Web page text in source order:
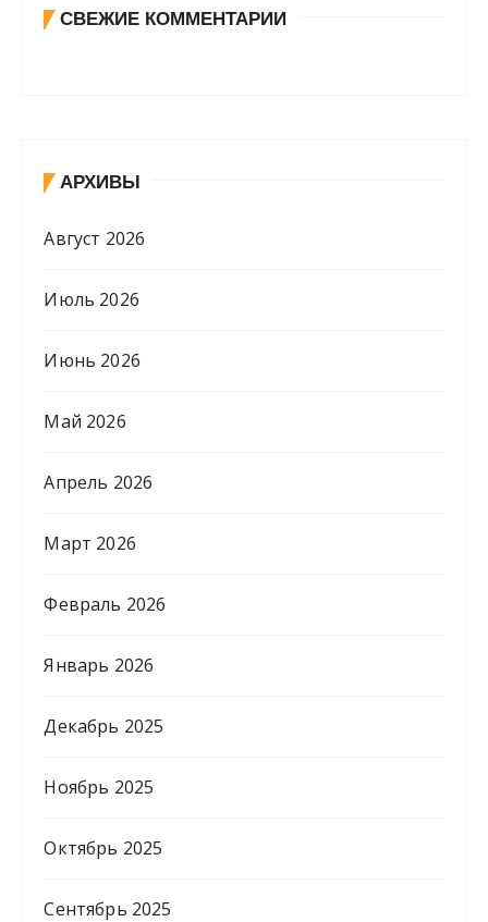
СВЕЖИЕ КОММЕНТАРИИ
АРХИВЫ
Август 2026
Июль 2026
Июнь 2026
Май 2026
Апрель 2026
Март 2026
Февраль 2026
Январь 2026
Декабрь 2025
Ноябрь 2025
Октябрь 2025
Сентябрь 2025